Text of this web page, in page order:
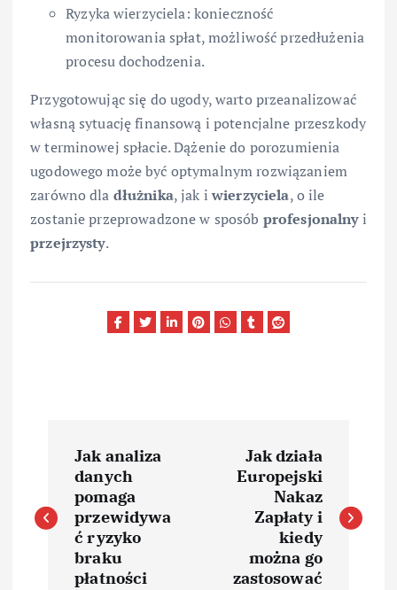
Ryzyka wierzyciela: konieczność
monitorowania spłat, możliwość przedłużenia
procesu dochodzenia.
Przygotowując się do ugody, warto przeanalizować
własną sytuację finansową i potencjalne przeszkody
w terminowej spłacie. Dążenie do porozumienia
ugodowego może być optymalnym rozwiązaniem
zarówno dla dłużnika, jak iwierzyciela, o ile
zostanie przeprowadzone w sposób profesjonalnyi
przejrzysty.
w
Jak analiza
danych
pomaga
przewidywa
ć ryzyko
braku
płatności
Jak działa
Europejski
Nakaz
Zapłaty i
kiedy
można go
zastosować